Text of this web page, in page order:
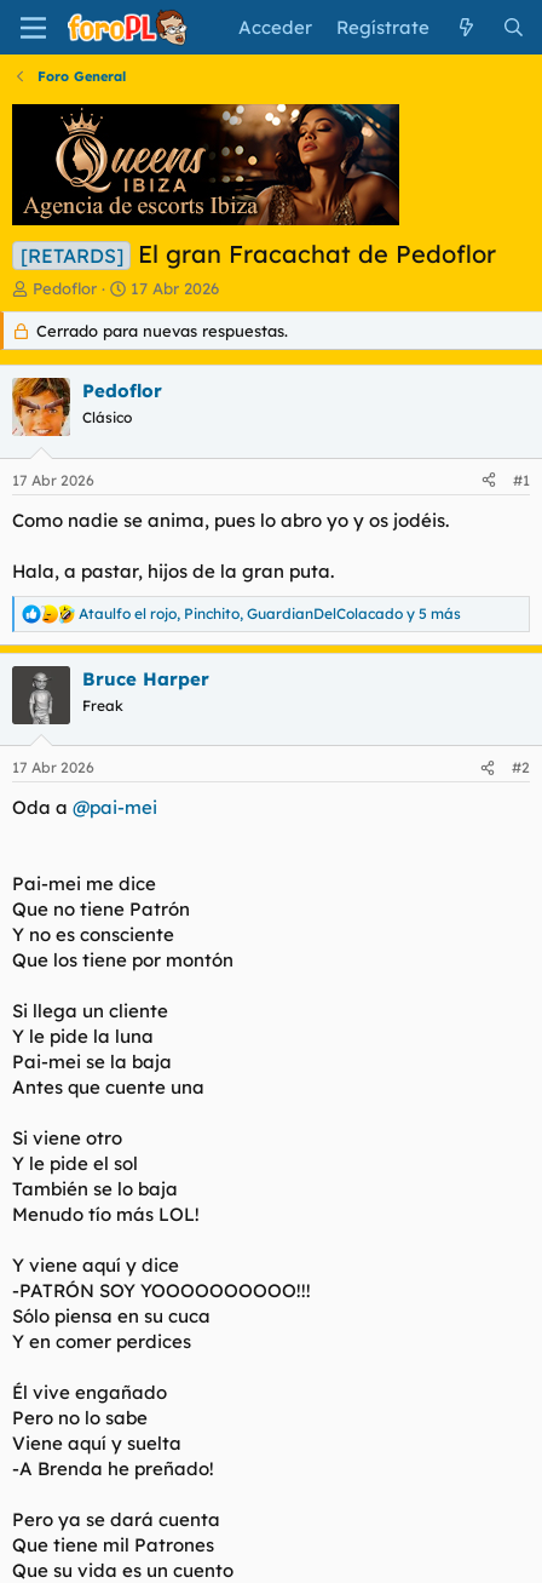
Acceder Regístrate
Foro General
[RETARDS] El gran Fracachat de Pedoflor
I
n
c
i
a
d
o
r
d
l
e
m
a
Pedoflor
F
e
c
h
d
e
n
i
17 Abr 2026
Cerrado para nuevas respuestas.
Pedoflor
Clásico
17 Abr 2026 #1
Como nadie se anima, pues lo abro yo y os jodéis.
Hala, a pastar, hijos de la gran puta.
R
e
a
e
:
Ataulfo el rojo, Pinchito, GuardianDelColacado y 5 más
Bruce Harper
Freak
17 Abr 2026 #2
Oda a @pai-mei
Pai-mei me dice
Que no tiene Patrón
Y no es consciente
Que los tiene por montón
Si llega un cliente
Y le pide la luna
Pai-mei se la baja
Antes que cuente una
Si viene otro
Y le pide el sol
También se lo baja
Menudo tío más LOL!
Y viene aquí y dice
-PATRÓN SOY YOOOOOOOOOO!!!
Sólo piensa en su cuca
Y en comer perdices
Él vive engañado
Pero no lo sabe
Viene aquí y suelta
-A Brenda he preñado!
Pero ya se dará cuenta
Que tiene mil Patrones
Que su vida es un cuento